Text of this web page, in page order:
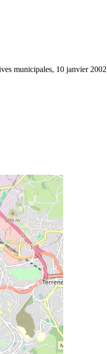
municipales, 10 janvier 2002